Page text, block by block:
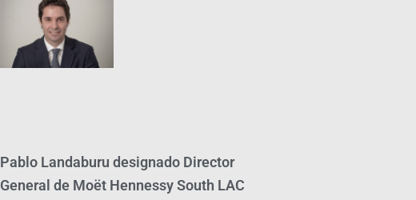
Pablo Landaburu designado Director
General de Moët Hennessy South LAC